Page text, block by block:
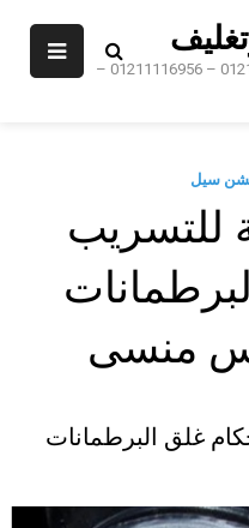
اسعار ماكينات التعبئة والتغليف 01211116954 – 01211116956 –
سيل
للتسريب
منسى
غلق البرطمانات